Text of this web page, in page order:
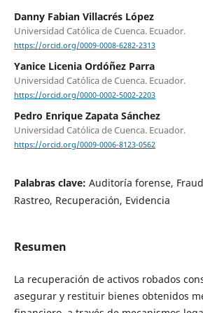
Danny Fabian Villacrés López
Universidad Católica de Cuenca. Ecuador.
https://orcid.org/0009-0008-6282-2313
Yanice Licenia Ordóñez Parra
Universidad Católica de Cuenca. Ecuador.
https://orcid.org/0000-0002-5002-2203
Pedro Enrique Zapata Sánchez
Universidad Católica de Cuenca. Ecuador.
https://orcid.org/0009-0006-8123-0562
Palabras clave: Auditoría forense,
Rastreo, Recuperación, Evidencia
Resumen
La recuperación de activos robados
asegurar y restituir bienes obtenidos